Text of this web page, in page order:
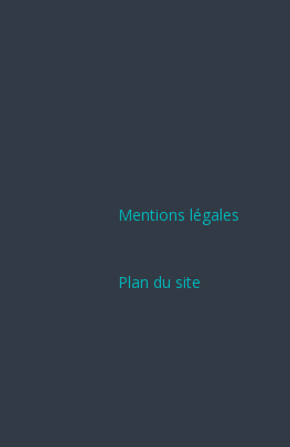
Mentions légales
Plan du site